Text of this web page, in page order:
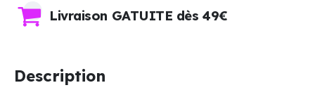
Livraison GATUITE dès 49€
Description